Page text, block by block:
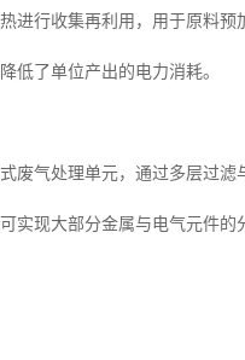
进行收集再利用，用于原料
低了单位产出的电力消耗。
废气处理单元，通过多层过
实现大部分金属与电气元件